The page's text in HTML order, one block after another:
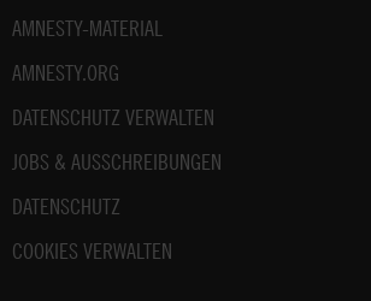
AMNESTY-MATERIAL
AMNESTY.ORG
DATENSCHUTZ VERWALTEN
JOBS & AUSSCHREIBUNGEN
DATENSCHUTZ
COOKIES VERWALTEN